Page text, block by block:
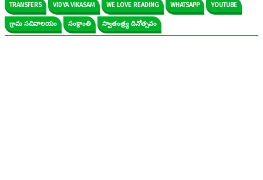
TRANSFERS VIDYA VIKASAM WE LOVE READING WHATSAPP YOUTUBE
గ్రామ సచివాలయం సంక్రాంతి స్వాతంత్ర్య దినోత్సవం